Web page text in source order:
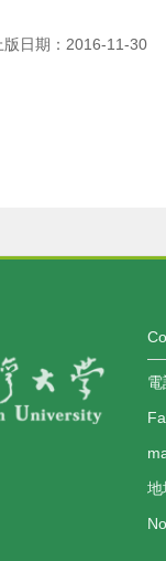
版日期：2016-11-30
地